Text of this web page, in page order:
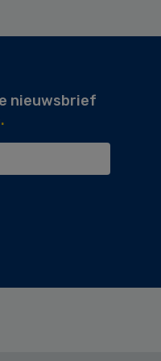
nieuwsbrief